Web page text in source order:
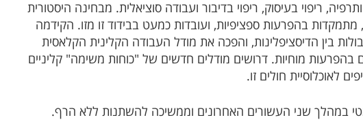
ריפוי בעיסוק, ריפוי בדיבור ועבודה סוציאלית. מבחינה היסטורית
מתמקדות בהפרעות ספציפיות, ועובדות כמעט בבידוד זו מזו. הקידמה
בין הדיסציפלינות, והפכה את מודל העבודה הקלינית הקלאסית
מוחיות. דרושים מודלים חדשים של "כוחות משימה" קליניים
לאוכלוסיית חולים זו.
במהלך שני העשורים האחרונים וממשיכה להשתנות ללא הרף.